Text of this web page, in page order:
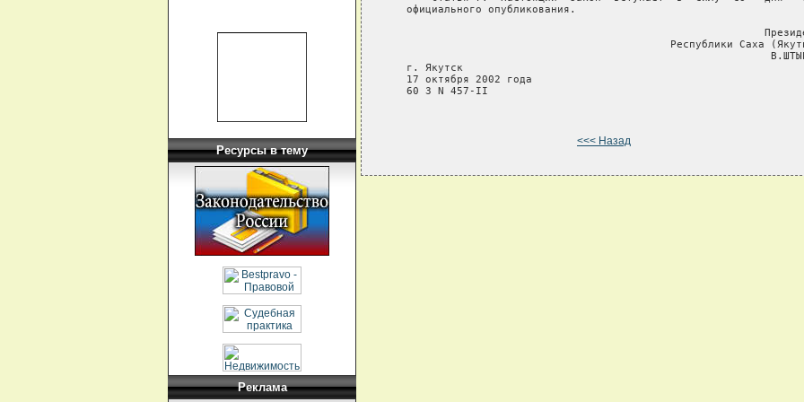
Ресурсы в тему
Реклама
   официального опубликования.
Республики Саха
   г. Якутск
   17 октября 2002 года
   60 З N 457-II
<<< Назад